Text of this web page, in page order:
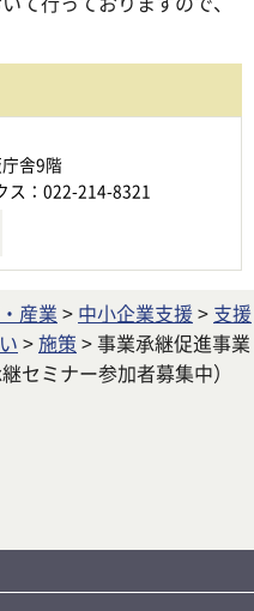
舎9階
ス：022-214-8321
産業 > 中小企業支援> 支援
>施策 > 事業承継促進事業
セミナー参加者募集中）